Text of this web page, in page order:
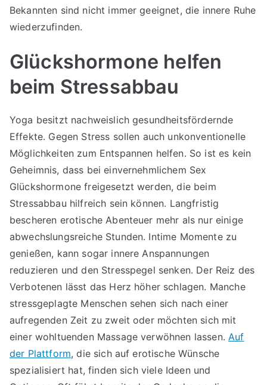
Bekannten sind nicht immer geeignet, die innere Ruhe
wiederzufinden.
Glückshormone helfen
beim Stressabbau
Yoga besitzt nachweislich gesundheitsfördernde
Effekte. Gegen Stress sollen auch unkonventionelle
Möglichkeiten zum Entspannen helfen. So ist es kein
Geheimnis, dass bei einvernehmlichem Sex
Glückshormone freigesetzt werden, die beim
Stressabbau hilfreich sein können. Langfristig
bescheren erotische Abenteuer mehr als nur einige
abwechslungsreiche Stunden. Intime Momente zu
genießen, kann sogar innere Anspannungen
reduzieren und den Stresspegel senken. Der Reiz des
Verbotenen lässt das Herz höher schlagen. Manche
stressgeplagte Menschen sehen sich nach einer
aufregenden Zeit zu zweit oder möchten sich mit
einer wohltuenden Massage verwöhnen lassen. Auf
der Plattform, die sich auf erotische Wünsche
spezialisiert hat, finden sich viele Ideen und